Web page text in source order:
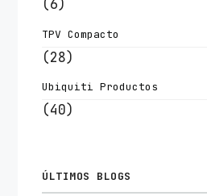
(6)
TPV Compacto
(28)
Ubiquiti Productos
(40)
ÚLTIMOS BLOGS